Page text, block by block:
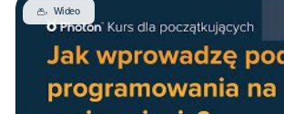
Wideo